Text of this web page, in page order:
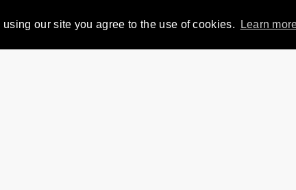
our site you agree to the use of cookies. Learn